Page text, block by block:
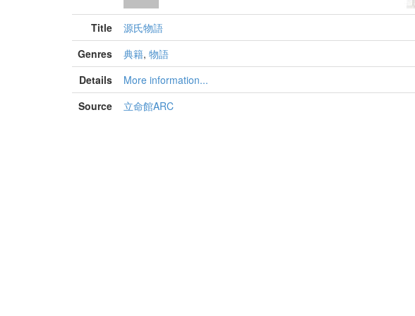
Title
源氏物語
Genres
典籍, 物語
Details
More information...
Source
立命館ARC